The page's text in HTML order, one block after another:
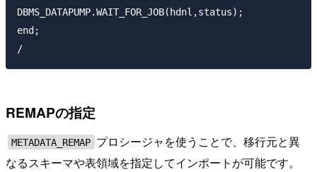
DBMS_DATAPUMP.WAIT_FOR_JOB(hdnl,status);
end;
REMAPの指定
METADATA_REMAP プロシージャを使うことで、移行元と異
なるスキーマや表領域を指定してインポートが可能です。